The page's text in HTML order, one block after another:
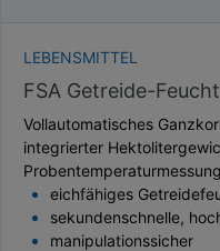
LEBENSMITTEL
FSA Getreide-
Vollautomatisches
integrierter
Probentemperaturmessung
eichfähiges
sekundenschnelle,
manipulationssicher